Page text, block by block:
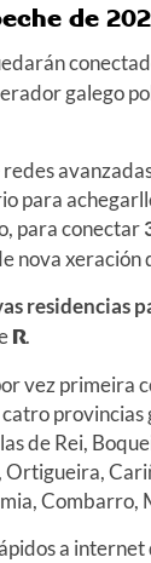
de
galego
para
para conectar
nova xeración
residencias
R.
vez primeira
de Rei,
Combarro,
a